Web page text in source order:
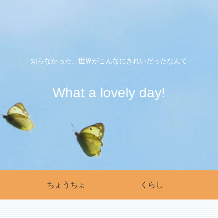
知らなかった、世界がこんなにきれいだったなんて
What a lovely day!
ちょうちょ くらし